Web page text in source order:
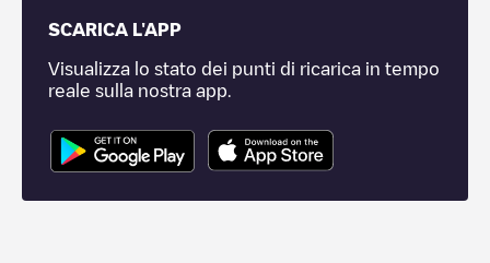
SCARICA L'APP
Visualizza lo stato dei punti di ricarica in tempo
reale sulla nostra app.